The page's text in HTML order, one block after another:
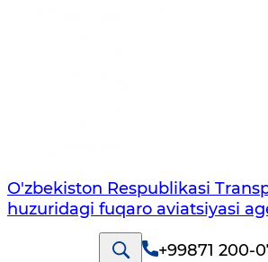
O'zbekiston Respublikasi
huzuridagi fuqaro aviatsiyasi
+99871 200-